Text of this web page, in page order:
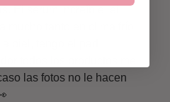
El serum increíble, el
las fotos no le hacen